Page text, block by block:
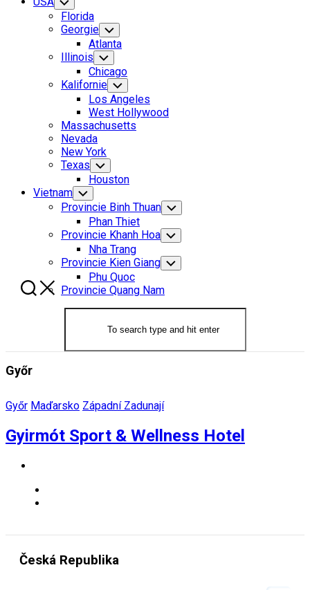
Child
Menu
Florida
Georgie Toggle
Child
Menu
Atlanta
Illinois Toggle
Child
Menu
Chicago
Kalifornie Toggle
Child
Menu
Los Angeles
West Hollywood
Massachusetts
Nevada
New York
Texas Toggle
Child
Menu
Houston
Vietnam Toggle
Child
Menu
Provincie Binh Thuan Toggle
Child
Menu
Phan Thiet
Provincie Khanh Hoa Toggle
Child
Menu
Nha Trang
Provincie Kien Giang Toggle
Child
Phu Quoc
Provincie Quang Nam
Győr
Győr Maďarsko Západní Zadunají
Gyirmót Sport & Wellness Hotel
Česká Republika